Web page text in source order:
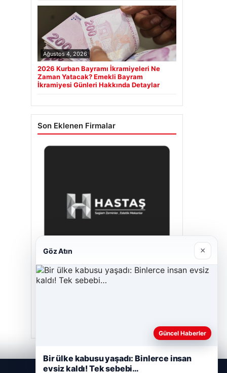
Ağustos 4, 2026
2026 Kurban Bayramı İkramiyeleri Ne
Zaman Yatacak? Emekli Bayram
İkramiyesi Günleri Hakkında Detaylar
Son Eklenen Firmalar
Göz Atın ×
Güncel Haberler
Bir ülke kabusu yaşadı: Binlerce insan
evsiz kaldı! Tek sebebi…